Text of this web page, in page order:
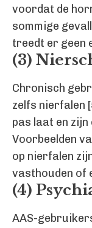
voordat de
sommige
treedt er geen
(3)
Chronisch
zelfs nierfalen
pas laat en
Voorbeelden
op nierfalen
vasthouden of
(4)
AAS-